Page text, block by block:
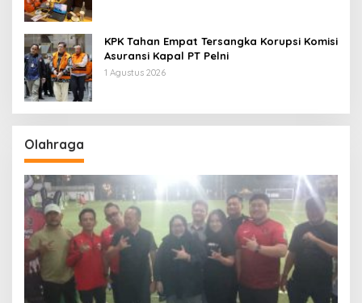
KPK Tahan Empat Tersangka Korupsi Komisi
Asuransi Kapal PT Pelni
1 Agustus 2026
Olahraga